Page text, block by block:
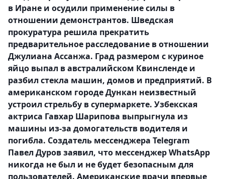
в Иране и осудили применение силы в
отношении демонстрантов. Шведская
прокуратура решила прекратить
предварительное расследование в отношении
Джулиана Ассанжа. Град размером с куриное
яйцо выпал в австралийском Квинсленде и
разбил стекла машин, домов и предприятий. В
американском городе Дункан неизвестный
устроил стрельбу в супермаркете. Узбекская
актриса Гавхар Шарипова выпрыгнула из
машины из-за домогательств водителя и
погибла. Создатель мессенджера Telegram
Павел Дуров заявил, что мессенджер WhatsApp
никогда не был и не будет безопасным для
пользователей. Американские врачи впервые